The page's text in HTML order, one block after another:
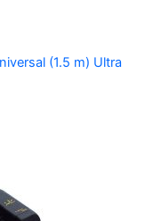
(1.5 m) Ultra